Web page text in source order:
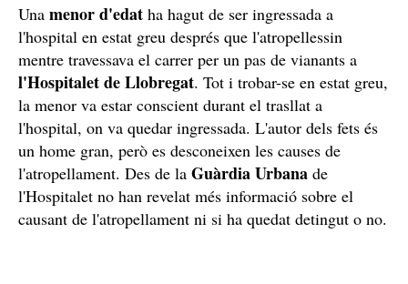
Una menor d'edat ha hagut de ser ingressada a
l'hospital en estat greu després que l'atropellessin
mentre travessava el carrer per un pas de vianants a
l'Hospitalet de Llobregat. Tot i trobar-se en estat greu,
la menor va estar conscient durant el trasllat a
l'hospital, on va quedar ingressada. L'autor dels fets és
un home gran, però es desconeixen les causes de
l'atropellament. Des de la Guàrdia Urbana de
l'Hospitalet no han revelat més informació sobre el
causant de l'atropellament ni si ha quedat detingut o no.